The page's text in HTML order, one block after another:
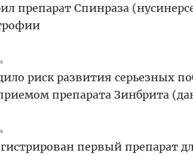
препарат Спинраза
риск развития серьезных
препарата Зинбрита
первый препарат